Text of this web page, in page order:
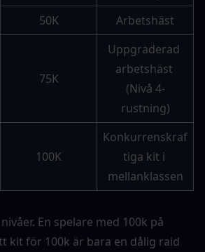
50K Arbetshäst
75K
Uppgraderad
arbetshäst
(Nivå 4-
rustning)
100K
Konkurrenskraf
tiga kit i
mellanklassen
En spelare med 100k på
kit för 100k är bara en dålig raid